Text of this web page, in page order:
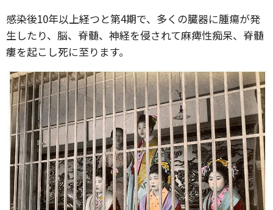
感染後10年以上経つと第4期で、多くの臓器に腫瘍が発
生したり、脳、脊髄、神経を侵されて麻痺性痴呆、脊髄
瘻を起こし死に至ります。